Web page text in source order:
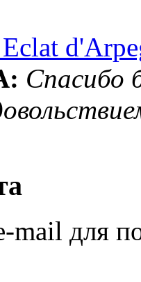
Спасибо
mail для